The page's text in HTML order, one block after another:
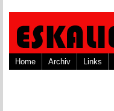
Home Archiv Links